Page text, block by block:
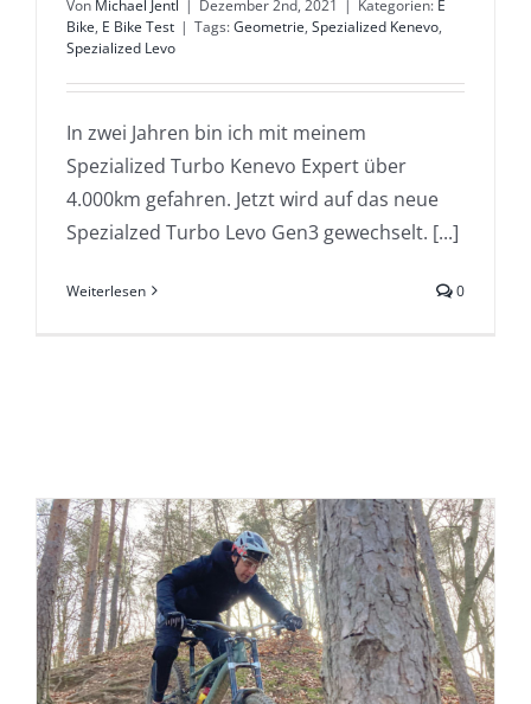
Von Michael Jentl | Dezember 2nd, 2021 | Kategorien: E
Bike, E Bike Test | Tags:Geometrie, Spezialized Kenevo,
Spezialized Levo
In zwei Jahren bin ich mit meinem
Spezialized Turbo Kenevo Expert über
4.000km gefahren. Jetzt wird auf das neue
Spezialzed Turbo Levo Gen3 gewechselt. [...]
Weiterlesen 0